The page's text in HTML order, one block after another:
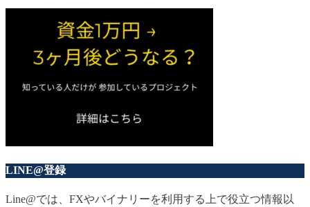
LINE@登録
Line@では、FXやバイナリーを利用する上で役立つ情報以